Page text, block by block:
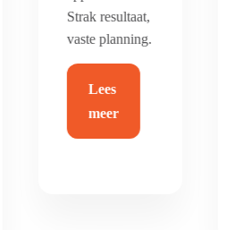
Alles netjes
betegeld,
afgekit en
waterdicht.
Lees